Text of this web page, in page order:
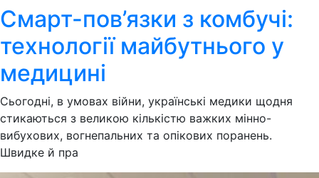
Смарт-пов’язки з комбучі:
технології майбутнього у
медицині
Сьогодні, в умовах війни, українські медики щодня
стикаються з великою кількістю важких мінно-
вибухових, вогнепальних та опікових поранень.
Швидке й пра